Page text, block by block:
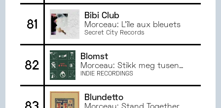
81
Bibi Club
Morceau: L'île aux bleuets
Secret City Records
82
Blomst
Morceau: Stikk meg tusen
ganger
INDIE RECORDINGS
Blundetto